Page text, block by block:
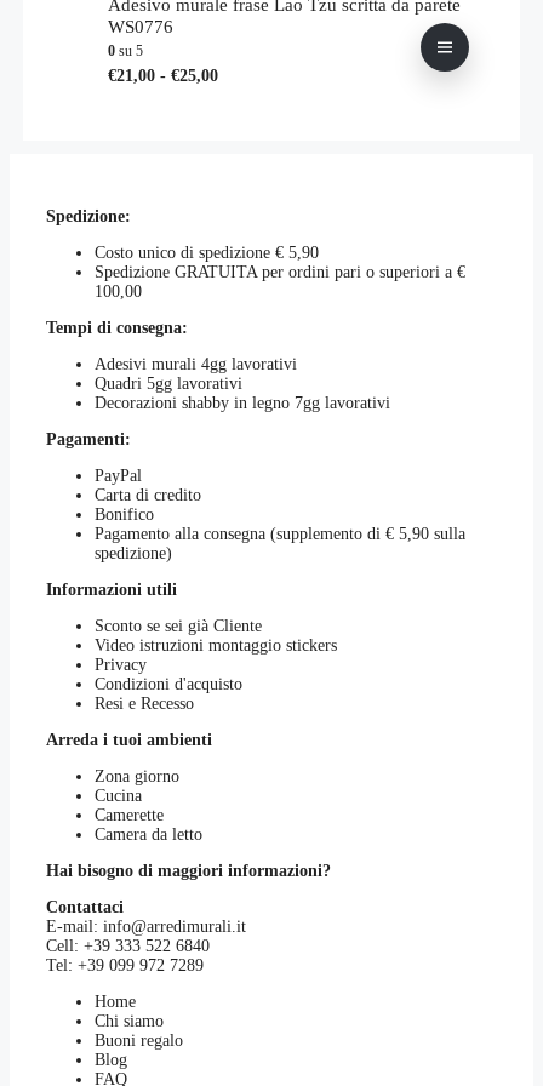
scelte
del
possono
Adesivo murale frase Lao Tzu scritta da parete
WS0776
0 su 5
€21,00 - €25,00Fascia
Questo
scelte
nella
Spedizione:
Costo unico di spedizione € 5,90
Spedizione GRATUITA per ordini pari o superiori a €
100,00
Tempi di consegna:
Adesivi murali 4gg lavorativi
Quadri 5gg lavorativi
Decorazioni shabby in legno 7gg lavorativi
Pagamenti:
PayPal
Carta di credito
Bonifico
Pagamento alla consegna (supplemento di € 5,90 sulla
spedizione)
Informazioni utili
Sconto se sei già Cliente
Video istruzioni montaggio stickers
Privacy
Condizioni d'acquisto
Resi e Recesso
Arreda i tuoi ambienti
Zona giorno
Cucina
Camerette
Camera da letto
Hai bisogno di maggiori informazioni?
Contattaci
E-mail: info@arredimurali.it
Cell: +39 333 522 6840
Tel: +39 099 972 7289
Home
Chi siamo
Buoni regalo
Blog
FAQ